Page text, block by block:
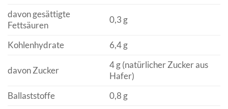
davon gesättigte
Fettsäuren
0,3 g
Kohlenhydrate 6,4 g
davon Zucker
4 g (natürlicher Zucker aus
Hafer)
Ballaststoffe
0,8 g